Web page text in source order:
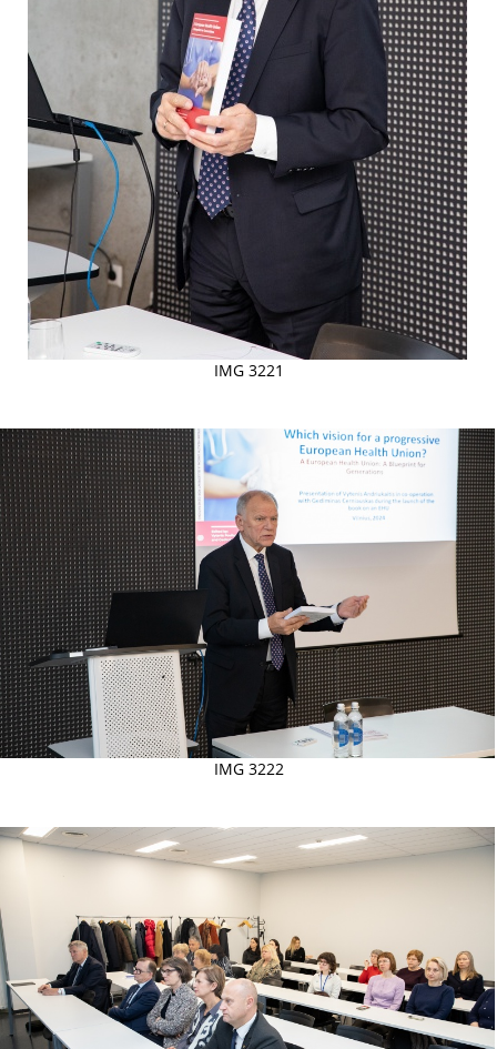
IMG 3221
IMG 3222